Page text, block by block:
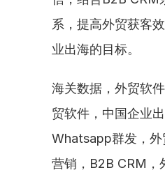
系，提高外贸获客
业出海的目标。
海关数据，外贸软
贸软件，中国企业
Whatsapp群发，
营销，B2B CRM，